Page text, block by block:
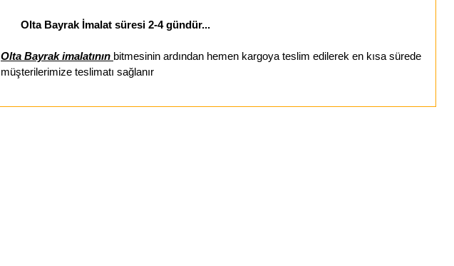
Olta Bayrak İmalat süresi 2-4 gündür...
Olta Bayrak imalatının bitmesinin ardından hemen kargoya teslim edilerek en kısa sürede
müşterilerimize teslimatı sağlanır